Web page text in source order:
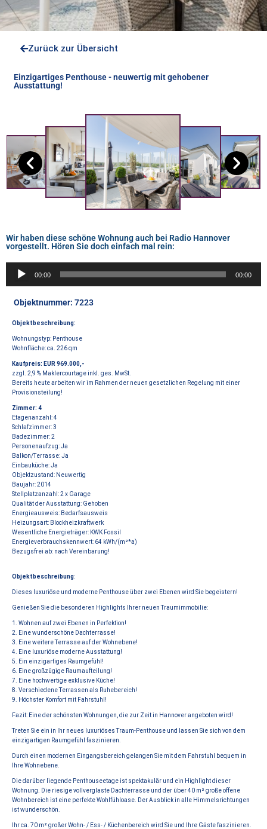
Zurück zur Übersicht
Einzigartiges Penthouse - neuwertig mit gehobener
Ausstattung!
Wir haben diese schöne Wohnung auch bei Radio Hannover
vorgestellt. Hören Sie doch einfach mal rein:
Audio-
Player
00:00 00:00
Objektnummer: 7223
Objektbeschreibung:
Wohnungstyp: Penthouse
Wohnfläche: ca. 226 qm
Kaufpreis: EUR 969.000,-
zzgl. 2,9 % Maklercourtage inkl. ges. MwSt.
Bereits heute arbeiten wir im Rahmen der neuen gesetzlichen Regelung mit einer
Provisionsteilung!
Zimmer: 4
Etagenanzahl: 4
Schlafzimmer: 3
Badezimmer: 2
Personenaufzug: Ja
Balkon/Terrasse: Ja
Einbauküche: Ja
Objektzustand: Neuwertig
Baujahr: 2014
Stellplatzanzahl: 2 x Garage
Qualität der Ausstattung: Gehoben
Energieausweis: Bedarfsausweis
Heizungsart: Blockheizkraftwerk
Wesentliche Energieträger: KWK Fossil
Energieverbrauchskennwert: 64 kWh/(m²*a)
Bezugsfrei ab: nach Vereinbarung!
Objektbeschreibung:
Dieses luxuriöse und moderne Penthouse über zwei Ebenen wird Sie begeistern!
Genießen Sie die besonderen Highlights Ihrer neuen Traumimmobilie:
1. Wohnen auf zwei Ebenen in Perfektion!
2. Eine wunderschöne Dachterrasse!
3. Eine weitere Terrasse auf der Wohnebene!
4. Eine luxuriöse moderne Ausstattung!
5. Ein einzigartiges Raumgefühl!
6. Eine großzügige Raumaufteilung!
7. Eine hochwertige exklusive Küche!
8. Verschiedene Terrassen als Ruhebereich!
9. Höchster Komfort mit Fahrstuhl!
Fazit: Eine der schönsten Wohnungen, die zur Zeit in Hannover angeboten wird!
Treten Sie ein in Ihr neues luxuriöses Traum-Penthouse und lassen Sie sich von dem
einzigartigen Raumgefühl faszinieren.
Durch einen modernen Eingangsbereich gelangen Sie mit dem Fahrstuhl bequem in
Ihre Wohnebene.
Die darüber liegende Penthouseetage ist spektakulär und ein Highlight dieser
Wohnung. Die riesige vollverglaste Dachterrasse und der über 40 m² große offene
Wohnbereich ist eine perfekte Wohlfühloase. Der Ausblick in alle Himmelsrichtungen
ist wunderschön.
Ihr ca. 70 m² großer Wohn- / Ess- / Küchenbereich wird Sie und Ihre Gäste faszinieren.